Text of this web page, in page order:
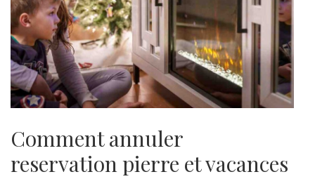
Comment annuler
reservation pierre et vacances